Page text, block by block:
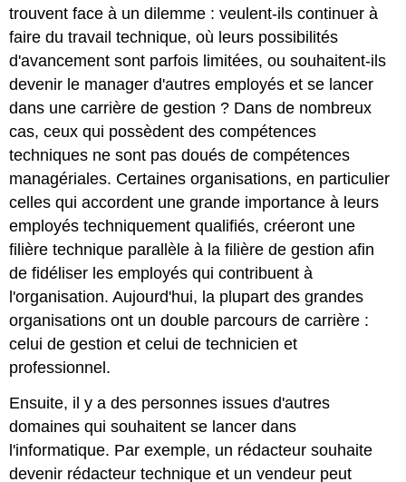
trouvent face à un dilemme : veulent-ils continuer à
faire du travail technique, où leurs possibilités
d'avancement sont parfois limitées, ou souhaitent-ils
devenir le manager d'autres employés et se lancer
dans une carrière de gestion ? Dans de nombreux
cas, ceux qui possèdent des compétences
techniques ne sont pas doués de compétences
managériales. Certaines organisations, en particulier
celles qui accordent une grande importance à leurs
employés techniquement qualifiés, créeront une
filière technique parallèle à la filière de gestion afin
de fidéliser les employés qui contribuent à
l'organisation. Aujourd'hui, la plupart des grandes
organisations ont un double parcours de carrière :
celui de gestion et celui de technicien et
professionnel.
Ensuite, il y a des personnes issues d'autres
domaines qui souhaitent se lancer dans
l'informatique. Par exemple, un rédacteur souhaite
devenir rédacteur technique et un vendeur peut